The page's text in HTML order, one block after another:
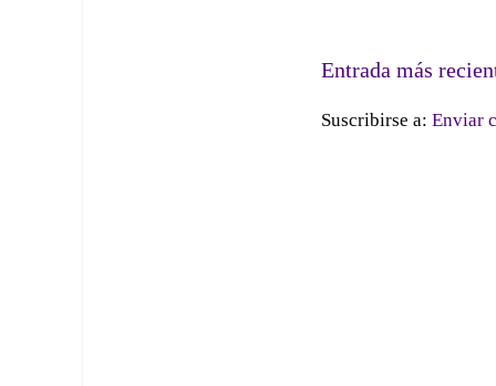
Entrada más
Suscribirse a: Enviar